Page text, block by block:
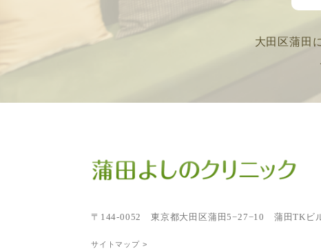
大田区蒲田
〒144-0052 東京都大田区蒲田5−27−10 蒲田TKビ
サイトマップ >